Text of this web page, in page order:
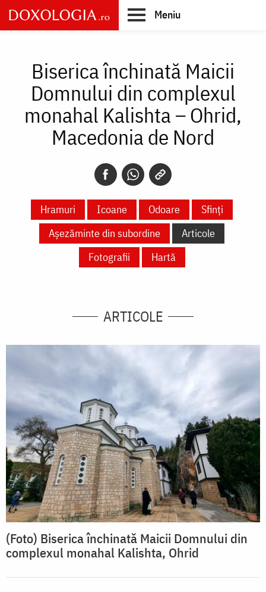
Skip
to
main
Meniu
Biserica închinată Maicii
Domnului din complexul
monahal Kalishta – Ohrid,
Macedonia de Nord
Hramuri Icoane Odoare
Sfinți
Așezăminte din subordine
Articole
Fotografii
Hartă
ARTICOLE
(Foto) Biserica închinată Maicii Domnului din
complexul monahal Kalishta, Ohrid